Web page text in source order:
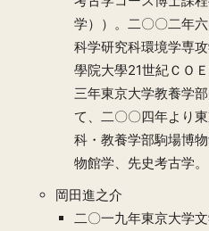
学））。二〇〇二年
科学研究科環境学専
學院大學21世紀ＣＯ
三年東京大学教養学
て、二〇〇四年より
科・教養学部駒場博
物館学、先史考古学。
岡田進之介
二〇一九年東京大学